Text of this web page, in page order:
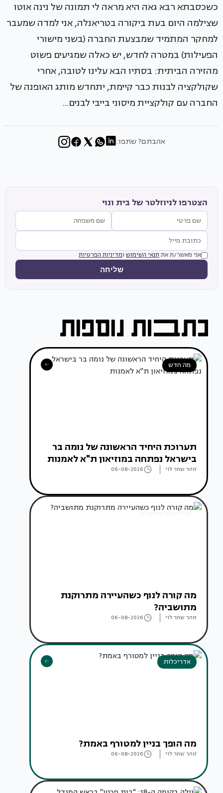
כשכסבתא רבא גאה היא מראה לי תמונה של נינה אוטו
שצילמה היום בעת ביקורה בטריאנלה, אני למדה שמעבר
למחקר המתמיד שמבצעת החברה (בשני מישורי
הפעילות) במטרה לחדש, יש כאלה שמגיעים פשוט
מהזירה הביתית: בסתיו הבא עלינו לטובה, אחרי
שקולקציה לבנות כבר קיימת, יתחדש מותג האופנה של
החברה עם קולקציית מיסוני בייבי לבנים...
אהבתם? שתפו:
הצטרפו לניוזלטר של בית ונוי
אני מאשר/ת את תנאי השימוש ומדיניות הפרטיות
שליחה
מה חדש
תערוכת היחיד הראשונה של נומה בר
בישראל נפתחה במוזיאון ת"א לאמנות
זוהר שחר לוי 06-08-2026
אדריכלות מהעולם
מה קורה לנוף כשהעיירה מתרוקנת
מתושביה?
זוהר שחר לוי 06-08-2026
אדריכלות
מה הופך בניין למטורף באמת?
זוהר שחר לוי 06-08-2026